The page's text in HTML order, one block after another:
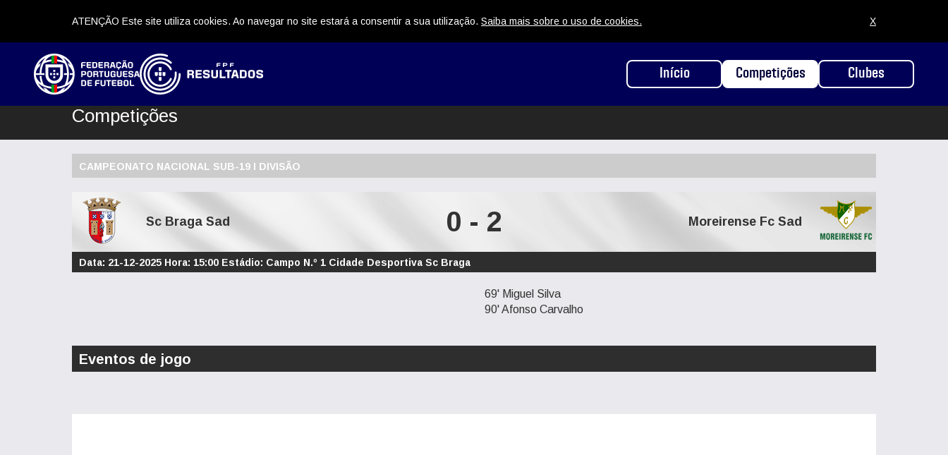
ATENÇÃO Este site utiliza cookies. Ao navegar no site estará a consentir a sua utilização. Saiba mais sobre o uso de cookies. X
Início Competições Clubes
Competições
CAMPEONATO NACIONAL SUB-19 I DIVISÃO
Sc Braga Sad 0 - 2 Moreirense Fc Sad
Data: 21-12-2025 Hora: 15:00 Estádio: Campo N.º 1 Cidade Desportiva Sc Braga
69' Miguel Silva
90' Afonso Carvalho
Eventos de jogo